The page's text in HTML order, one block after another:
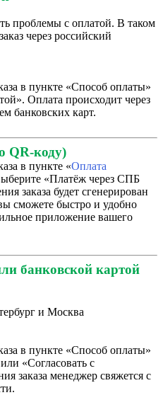
проблемы с оплатой. В таком
через российский
в пункте «Способ оплаты»
Оплата происходит через
банковских карт.
QR-коду)
в пункте «Оплата
«Платёж через СПБ
заказа будет сгенерирован
сможете быстро и удобно
приложение вашего
банковской картой
и Москва
в пункте «Способ оплаты»
«Согласовать с
заказа менеджер свяжется с